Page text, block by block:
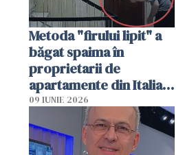
Metoda "firului lipit" a
băgat spaima în
proprietarii de
apartamente din Italia.
Poliția, sesizată
09 IUNIE 2026